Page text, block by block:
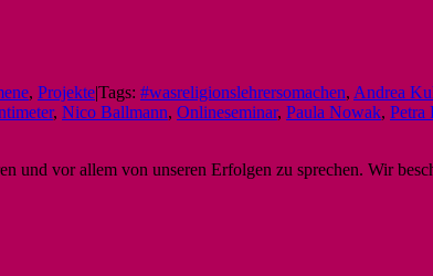
, Projekte|Tags: #wasreligionslehrersomachen, Andrea
, Nico Ballmann, Onlineseminar, Paula Nowak, Petra
und vor allem von unseren Erfolgen zu sprechen. Wir